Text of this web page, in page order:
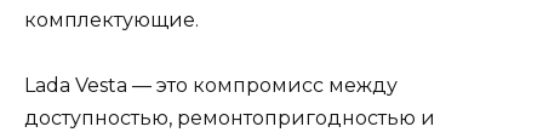
комплектующие.
Lada Vesta — это компромисс между
доступностью, ремонтопригодностью и